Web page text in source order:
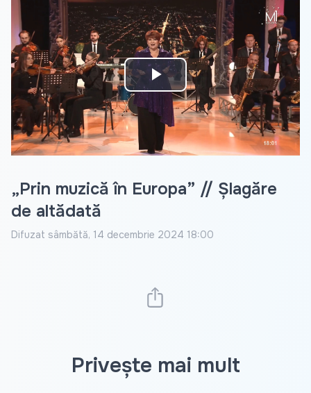
Play
Video
„Prin muzică în Europa” // Șlagăre
de altădată
Difuzat sâmbătă, 14 decembrie 2024 18:00
Privește mai mult